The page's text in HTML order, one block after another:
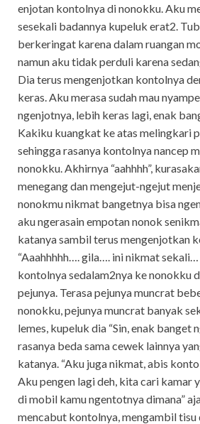
enjotan kontolnya di nonokku. Aku
sesekali badannya kupeluk erat2.
berkeringat karena dalam ruangan
namun aku tidak perduli karena
Dia terus mengenjotkan kontolnya
keras. Aku merasa sudah mau
ngenjotnya, lebih keras lagi, enak
Kakiku kuangkat ke atas melingkari
sehingga rasanya kontolnya nancep
nonokku. Akhirnya “aahhhh”,
menegang dan mengejut-ngejut
nonokmu nikmat bangetnya bisa
aku ngerasain empotan nonok
katanya sambil terus mengenjotkan
“Aaahhhhh…. gila…. ini nikmat sekali…
kontolnya sedalam2nya ke nonokku
pejunya. Terasa pejunya muncrat
nonokku, pejunya muncrat banyak
lemes, kupeluk dia “Sin, enak banget
rasanya beda sama cewek lainnya
katanya. “Aku juga nikmat, abis
Aku pengen lagi deh, kita cari kamar
di mobil kamu ngentotnya dimana”
mencabut kontolnya, mengambil tisu